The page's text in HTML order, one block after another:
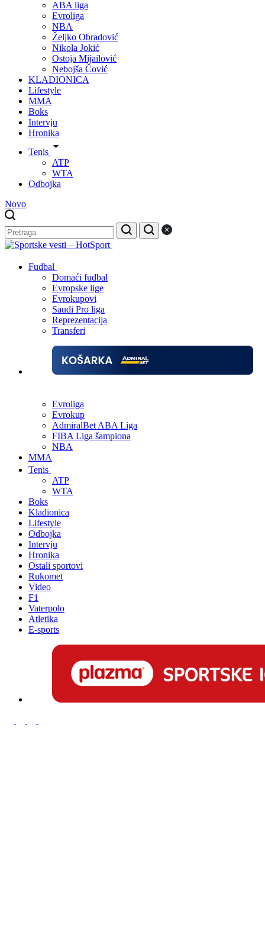
ABA liga
Evroliga
NBA
Željko Obradović
Nikola Jokić
Ostoja Mijailović
Nebojša Čović
KLADIONICA
Lifestyle
MMA
Boks
Intervju
Hronika
Tenis
ATP
WTA
Odbojka
Novo
Fudbal
Domaći fudbal
Evropske lige
Evrokupovi
Saudi Pro liga
Reprezentacija
Transferi
Evroliga
Evrokup
AdmiralBet ABA Liga
FIBA Liga šampiona
NBA
MMA
Tenis
ATP
WTA
Boks
Kladionica
Lifestyle
Odbojka
Intervju
Hronika
Ostali sportovi
Rukomet
Video
F1
Vaterpolo
Atletika
E-sports